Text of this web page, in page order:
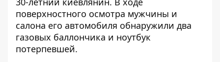
поверхностного осмотра мужчины и
салона его автомобиля обнаружили два
газовых баллончика и ноутбук
потерпевшей.